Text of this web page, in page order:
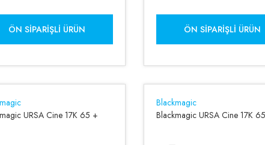
ÖN SIPARIŞLI ÜRÜN ÖN SIPARIŞLI ÜRÜN
URSA Cine 17K 65 +
Blackmagic
Blackmagic URSA Cine 17K 65